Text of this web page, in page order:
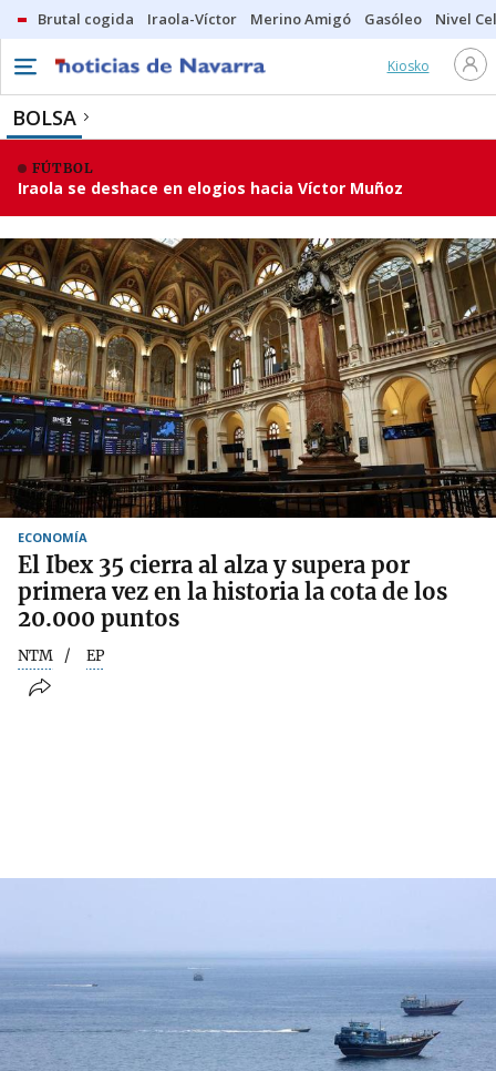
Brutal cogida Iraola-Víctor Merino Amigó Gasóleo Nivel
Kiosko
BOLSA
FÚTBOL
Iraola se deshace en elogios hacia Víctor Muñoz
ECONOMÍA
El Ibex 35 cierra al alza y supera por
primera vez en la historia la cota de los
20.000 puntos
NTM EP